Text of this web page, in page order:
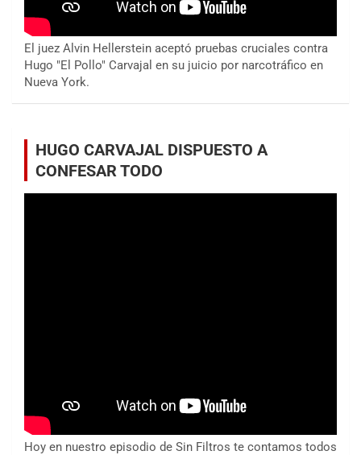
El juez Alvin Hellerstein aceptó pruebas cruciales contra
Hugo "El Pollo" Carvajal en su juicio por narcotráfico en
Nueva York.
HUGO CARVAJAL DISPUESTO A
CONFESAR TODO
Hoy en nuestro episodio de Sin Filtros te contamos todos